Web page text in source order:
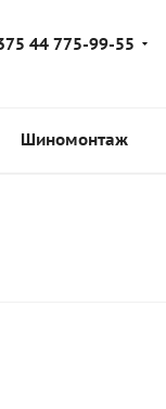
44 775-99-55
Шиномонтаж